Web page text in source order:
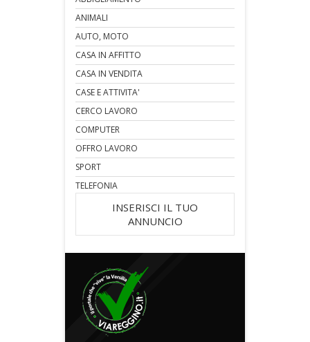
ANIMALI
AUTO, MOTO
CASA IN AFFITTO
CASA IN VENDITA
CASE E ATTIVITA'
CERCO LAVORO
COMPUTER
OFFRO LAVORO
SPORT
TELEFONIA
INSERISCI IL TUO
ANNUNCIO